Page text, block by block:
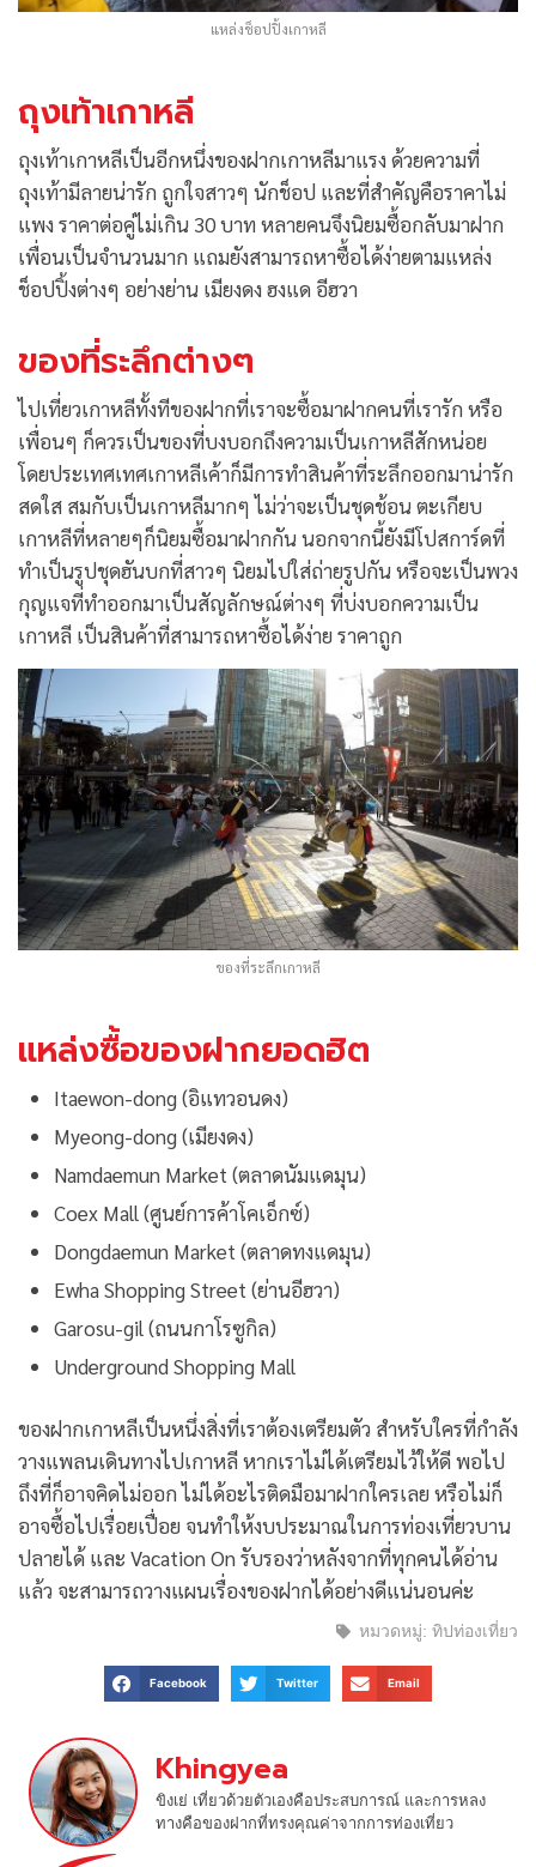
แหล่งช็อปปิ้งเกาหลี
ถุงเท้าเกาหลี
ถุงเท้าเกาหลีเป็นอีกหนึ่งของฝากเกาหลีมาแรง ด้วยความที่
ถุงเท้ามีลายน่ารัก ถูกใจสาวๆ นักช็อป และที่สำคัญคือราคาไม่
แพง ราคาต่อคู่ไม่เกิน 30 บาท หลายคนจึงนิยมซื้อกลับมาฝาก
เพื่อนเป็นจำนวนมาก แถมยังสามารถหาซื้อได้ง่ายตามแหล่ง
ช็อปปิ้งต่างๆ อย่างย่าน เมียงดง ฮงแด อีฮวา
ของที่ระลึกต่างๆ
ไปเที่ยวเกาหลีทั้งทีของฝากที่เราจะซื้อมาฝากคนที่เรารัก หรือ
เพื่อนๆ ก็ควรเป็นของที่บงบอกถึงความเป็นเกาหลีสักหน่อย
โดยประเทศเทศเกาหลีเค้าก็มีการทำสินค้าที่ระลึกออกมาน่ารัก
สดใส สมกับเป็นเกาหลีมากๆ ไม่ว่าจะเป็นชุดช้อน ตะเกียบ
เกาหลีที่หลายๆก็นิยมซื้อมาฝากกัน นอกจากนี้ยังมีโปสการ์ดที่
ทำเป็นรูปชุดฮันบกที่สาวๆ นิยมไปใส่ถ่ายรูปกัน หรือจะเป็นพวง
กุญแจที่ทำออกมาเป็นสัญลักษณ์ต่างๆ ที่บ่งบอกความเป็น
เกาหลี เป็นสินค้าที่สามารถหาซื้อได้ง่าย ราคาถูก
ของที่ระลึกเกาหลี
แหล่งซื้อของฝากยอดฮิต
Itaewon-dong (อิแทวอนดง)
Myeong-dong (เมียงดง)
Namdaemun Market (ตลาดนัมแดมุน)
Coex Mall (ศูนย์การค้าโคเอ็กซ์)
Dongdaemun Market (ตลาดทงแดมุน)
Ewha Shopping Street (ย่านอีฮวา)
Garosu-gil (ถนนกาโรซูกิล)
Underground Shopping Mall
ของฝากเกาหลีเป็นหนึ่งสิ่งที่เราต้องเตรียมตัว สำหรับใครที่กำลัง
วางแพลนเดินทางไปเกาหลี หากเราไม่ได้เตรียมไว้ให้ดี พอไป
ถึงที่ก็อาจคิดไม่ออก ไม่ได้อะไรติดมือมาฝากใครเลย หรือไม่ก็
อาจซื้อไปเรื่อยเปื่อย จนทำให้งบประมาณในการท่องเที่ยวบาน
ปลายได้ และ Vacation On รับรองว่าหลังจากที่ทุกคนได้อ่าน
แล้ว จะสามารถวางแผนเรื่องของฝากได้อย่างดีแน่นอนค่ะ
หมวดหมู่: ทิปท่องเที่ยว
Facebook Twitter Email
Khingyea
ขิงเย่ เที่ยวด้วยตัวเองคือประสบการณ์ และการหลง
ทางคือของฝากที่ทรงคุณค่าจากการท่องเที่ยว